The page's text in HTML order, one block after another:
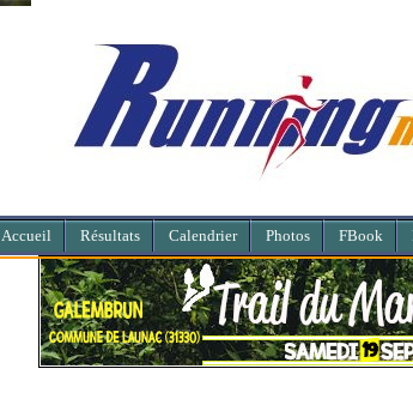
Accueil Résultats Calendrier Photos FBook